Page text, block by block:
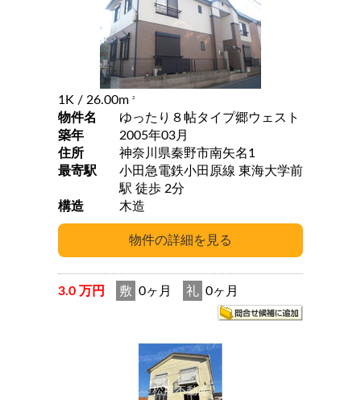
1K / 26.00m 2
物件名
ゆったり８帖タイプ郷ウェスト
築年
2005年03月
住所
神奈川県秦野市南矢名1
最寄駅
小田急電鉄小田原線 東海大学前
駅 徒歩 2分
構造
木造
3.0 万円 敷 0ヶ月 礼 0ヶ月